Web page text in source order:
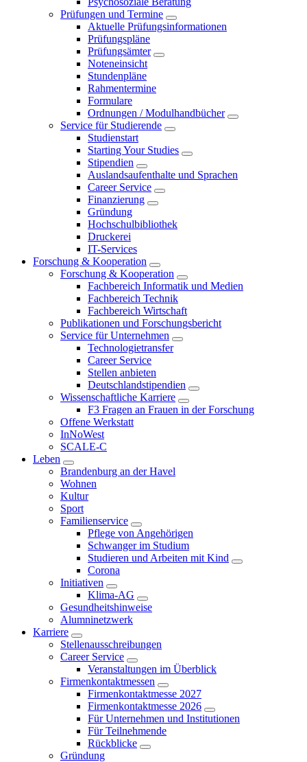
Prüfungen und Termine
Aktuelle Prüfungsinformationen
Prüfungspläne
Prüfungsämter
Noteneinsicht
Stundenpläne
Rahmentermine
Formulare
Ordnungen / Modulhandbücher
Service für Studierende
Studienstart
Starting Your Studies
Stipendien
Auslandsaufenthalte und Sprachen
Career Service
Finanzierung
Gründung
Hochschulbibliothek
Druckerei
IT-Services
Forschung & Kooperation
Forschung & Kooperation
Fachbereich Informatik und Medien
Fachbereich Technik
Fachbereich Wirtschaft
Publikationen und Forschungsbericht
Service für Unternehmen
Technologietransfer
Career Service
Stellen anbieten
Deutschlandstipendien
Wissenschaftliche Karriere
F3 Fragen an Frauen in der Forschung
Offene Werkstatt
InNoWest
SCALE-C
Leben
Brandenburg an der Havel
Wohnen
Kultur
Sport
Familienservice
Pflege von Angehörigen
Schwanger im Studium
Studieren und Arbeiten mit Kind
Corona
Initiativen
Klima-AG
Gesundheitshinweise
Alumninetzwerk
Karriere
Stellenausschreibungen
Career Service
Veranstaltungen im Überblick
Firmenkontaktmessen
Firmenkontaktmesse 2027
Firmenkontaktmesse 2026
Für Unternehmen und Institutionen
Für Teilnehmende
Rückblicke
Gründung